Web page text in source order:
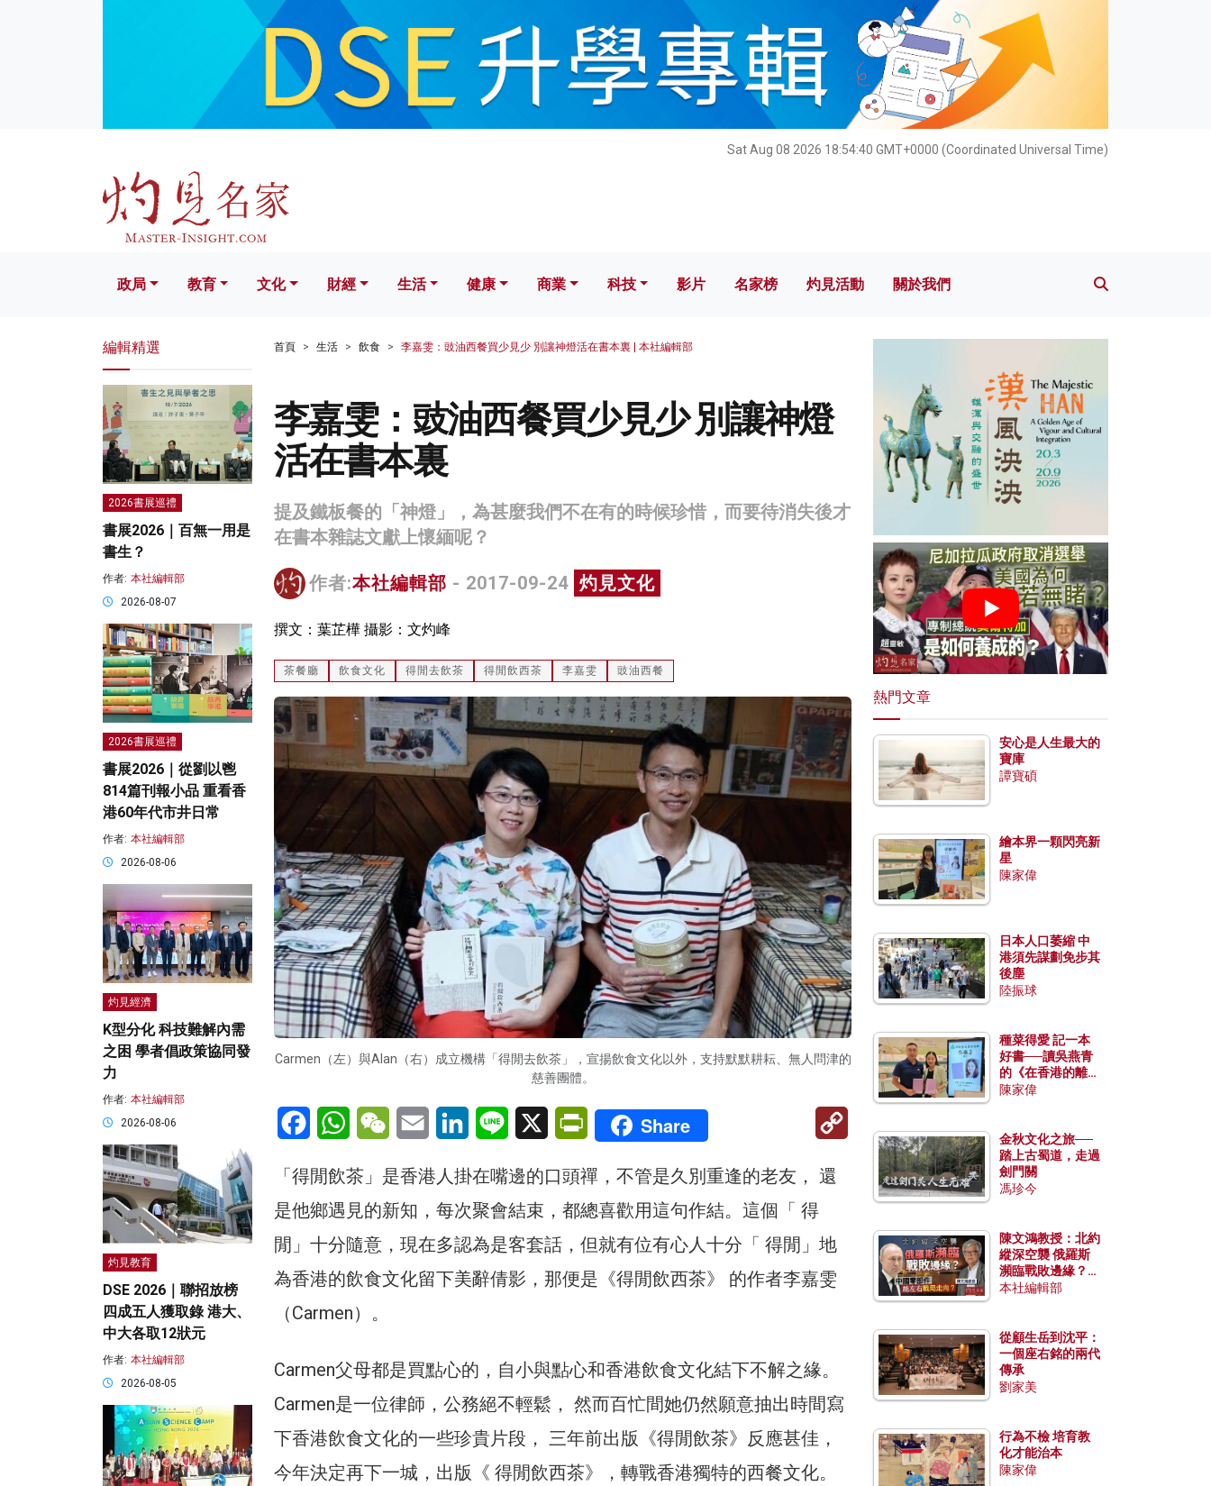
Sat Aug 08 2026 18:54:42 GMT+0000 (Coordinated Universal Time)
文化 財經 生活 健康 科技 影片 名家榜 灼見活動 關於我們
政局 教育 文化 財經 生活 健康 商業 科技 影片 名家榜 灼見活動 關於我們
首頁 生活 飲食 李嘉雯：豉油西餐買少見少 別讓神燈活在書本裏 | 本社編輯部
李嘉雯：豉油西餐買少見少 別讓神燈
活在書本裏
提及鐵板餐的「神燈」，為甚麼我們不在有的時候珍惜，而要待消失後才
在書本雜誌文獻上懷緬呢？
作者:本社編輯部 - 2017-09-24 灼見文化
撰文：葉芷樺 攝影：文灼峰
茶餐廳 飲食文化 得閒去飲茶 得閒飲西茶 李嘉雯 豉油西餐
Carmen（左）與Alan（右）成立機構「得閒去飲茶」，宣揚飲食文化以外，支持默默耕耘、無人問津的
慈善團體。
FacebookWhatsAppWeChatEmail LinkedInLine X PrintFriendly
Share
「得閒飲茶」是香港人掛在嘴邊的口頭禪，不管是久別重逢的老友， 還
是他鄉遇見的新知，每次聚會結束，都總喜歡用這句作結。這個「 得
閒」十分隨意，現在多認為是客套話，但就有位有心人十分「 得閒」地
為香港的飲食文化留下美辭倩影，那便是《得閒飲西茶》 的作者李嘉雯
（Carmen）。
Carmen父母都是買點心的，自小與點心和香港飲食文化結下不解之緣。
Carmen是一位律師，公務絕不輕鬆， 然而百忙間她仍然願意抽出時間寫
下香港飲食文化的一些珍貴片段， 三年前出版《得閒飲茶》反應甚佳，
今年決定再下一城，出版《 得閒飲西茶》，轉戰香港獨特的西餐文化。
編輯精選
2026書展巡禮
書展2026｜百無一用是
書生？
作者: 本社編輯部
2026-08-07
2026書展巡禮
書展2026｜從劉以鬯
814篇刊報小品 重看香
港60年代市井日常
作者: 本社編輯部
2026-08-06
灼見經濟
K型分化 科技難解內需
之困 學者倡政策協同發
力
作者: 本社編輯部
2026-08-06
灼見教育
DSE 2026｜聯招放榜
四成五人獲取錄 港大、
中大各取12狀元
作者: 本社編輯部
2026-08-05
熱門文章
安心是人生最大的
寶庫
譚寶碩
繪本界一顆閃亮新
星
陳家偉
日本人口萎縮 中
港須先謀劃免步其
後塵
陸振球
種菜得愛 記一本
好書──讀吳燕青
的《在香港的離島
種菜》
陳家偉
金秋文化之旅──
踏上古蜀道，走過
劍門關
馮珍今
陳文鴻教授：北約
縱深空襲 俄羅斯
瀕臨戰敗邊緣？中
國零部件能左右戰
本社編輯部
從顧生岳到沈平：
一個座右銘的兩代
傳承
劉家美
行為不檢 培育教
化才能治本
陳家偉